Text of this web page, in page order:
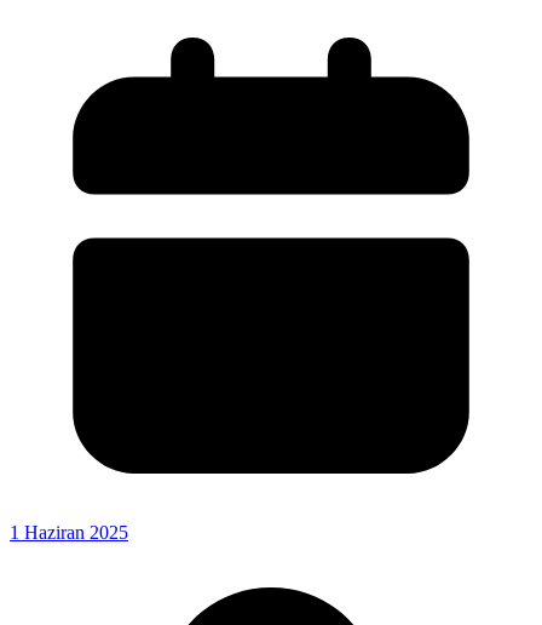
1 Haziran 2025